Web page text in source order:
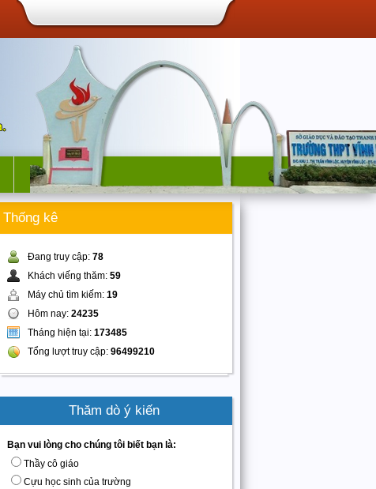
Thống kê
Đang truy cập: 78
Khách viếng thăm: 59
Máy chủ tìm kiếm: 19
Hôm nay: 24235
Tháng hiện tại: 173485
Tổng lượt truy cập: 96499210
Thăm dò ý kiến
Bạn vui lòng cho chúng tôi biết bạn là:
Thầy cô giáo
Cựu học sinh của trường